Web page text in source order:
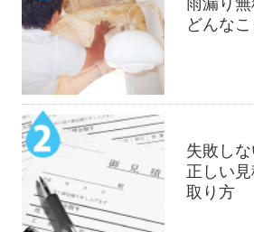
雨漏り
どんな
失敗し
正しい
取り方